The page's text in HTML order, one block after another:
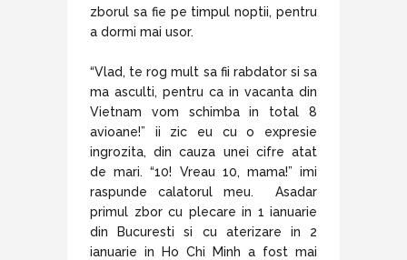
zborul sa fie pe timpul noptii, pentru
a dormi mai usor.
“Vlad, te rog mult sa fii rabdator si sa
ma asculti, pentru ca in vacanta din
Vietnam vom schimba in total 8
avioane!” ii zic eu cu o expresie
ingrozita, din cauza unei cifre atat
de mari. “10! Vreau 10, mama!” imi
raspunde calatorul meu. Asadar
primul zbor cu plecare in 1 ianuarie
din Bucuresti si cu aterizare in 2
ianuarie in Ho Chi Minh a fost mai